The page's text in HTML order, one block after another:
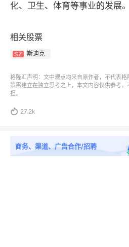
化、卫生、体育等事业的发展。
相关股票
SZ 斯迪克
格隆汇声明：文中观点均来自原作者，不代表
策需建立在独立思考之上，本文内容仅供参考
担。
 27.2k
商务、渠道、广告合作/招聘